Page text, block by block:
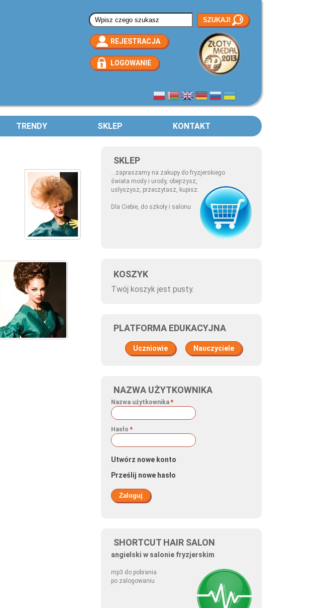
Formularz wyszukiwania
REJESTRACJA
LOGOWANIE
TRENDY SKLEP KONTAKT
SKLEP
...zapraszamy na zakupy do fryzjerskiego
świata mody i urody, obejrzysz,
usłyszysz, przeczytasz, kupisz.
Dla Ciebie, do szkoły i salonu
KOSZYK
Twój koszyk jest pusty.
PLATFORMA EDUKACYJNA
Uczniowie Nauczyciele
NAZWA UŻYTKOWNIKA
Nazwa użytkownika *
Hasło *
Utwórz nowe konto
Prześlij nowe hasło
SHORTCUT HAIR SALON
angielski w salonie fryzjerskim
mp3 do pobrania
po zalogowaniu